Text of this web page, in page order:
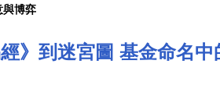
與博弈
》到迷宮圖 基金命名中